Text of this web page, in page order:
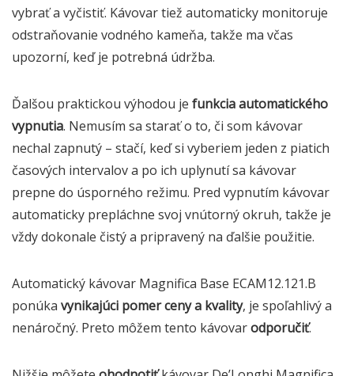
vybrať a vyčistiť. Kávovar tiež automaticky monitoruje
odstraňovanie vodného kameňa, takže ma včas
upozorní, keď je potrebná údržba.
Ďalšou praktickou výhodou je funkcia automatického
vypnutia. Nemusím sa starať o to, či som kávovar
nechal zapnutý – stačí, keď si vyberiem jeden z piatich
časových intervalov a po ich uplynutí sa kávovar
prepne do úsporného režimu. Pred vypnutím kávovar
automaticky prepláchne svoj vnútorný okruh, takže je
vždy dokonale čistý a pripravený na ďalšie použitie.
Automatický kávovar Magnifica Base ECAM12.121.B
ponúka vynikajúci pomer ceny a kvality, je spoľahlivý a
nenáročný. Preto môžem tento kávovarodporučiť.